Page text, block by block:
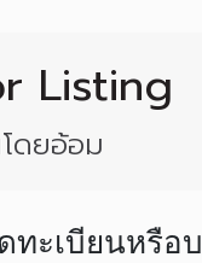
Listing
ดยอ้อม
ทะเบียนหรื